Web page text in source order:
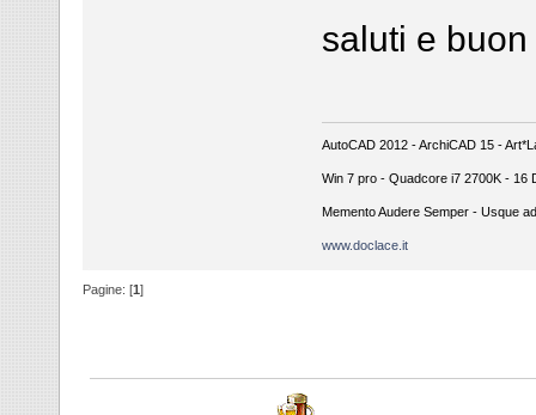
saluti e
AutoCAD 2012 - ArchiCAD 15 -
Win 7 pro - Quadcore i7 2700K - 16
Memento Audere Semper - Usque
www.doclace.it
Pagine: [1]